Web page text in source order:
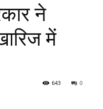
ने
में
0
643